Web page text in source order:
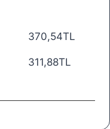
370,54TL
311,88TL